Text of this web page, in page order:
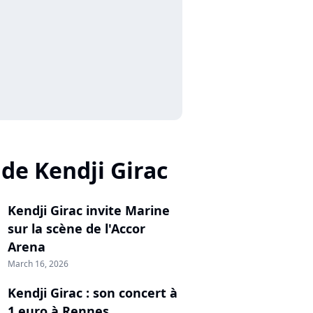
Kendji Girac
Kendji Girac invite Marine
sur la scène de l'Accor
Arena
March 16, 2026
Kendji Girac : son concert à